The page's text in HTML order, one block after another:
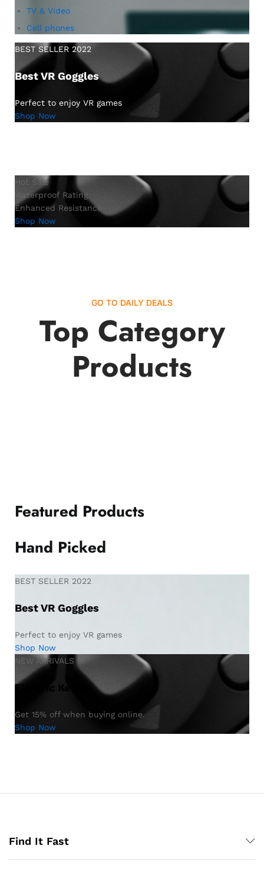
TV & Video
Cell phones
BEST SELLER 2022
Best VR Goggles
Perfect to enjoy VR games
Shop Now
Hot Sale
Waterproof Rating
Enhanced Resistance
Shop Now
GO TO DAILY DEALS
Top Category
Products
Featured Products
Hand Picked
BEST SELLER 2022
Best VR Goggles
Perfect to enjoy VR games
Shop Now
NEW ARRIVALS
Electric Kettle
Get 15% off when buying online.
Shop Now
Find It Fast